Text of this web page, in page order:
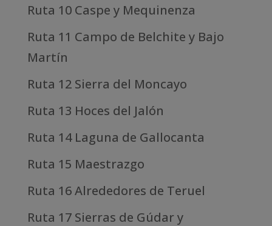
Ruta 10 Caspe y Mequinenza
Ruta 11 Campo de Belchite y Bajo
Martín
Ruta 12 Sierra del Moncayo
Ruta 13 Hoces del Jalón
Ruta 14 Laguna de Gallocanta
Ruta 15 Maestrazgo
Ruta 16 Alrededores de Teruel
Ruta 17 Sierras de Gúdar y